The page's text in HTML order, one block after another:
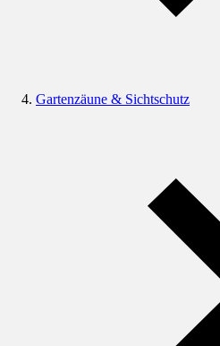
Gartenzäune & Sichtschutz